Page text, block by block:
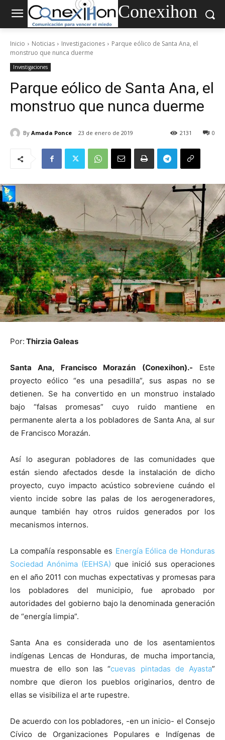
Conexihon
Inicio Noticias Investigaciones
Parque eólico de Santa Ana, el
monstruo que nunca duerme
Investigaciones
Parque eólico de Santa Ana, el
monstruo que nunca duerme
By Amada Ponce 23 de enero de 2019 0
2131
Por: Thirzia Galeas
Santa Ana, Francisco Morazán (Conexihon).- Este
proyecto eólico “es una pesadilla”, sus aspas no se
detienen. Se ha convertido en un monstruo instalado
bajo “falsas promesas” cuyo ruido mantiene en
permanente alerta a los pobladores de Santa Ana, al sur
de Francisco Morazán.
Así lo aseguran pobladores de las comunidades que
están siendo afectados desde la instalación de dicho
proyecto, cuyo impacto acústico sobreviene cuándo el
viento incide sobre las palas de los aerogeneradores,
aunque también hay otros ruidos generados por los
mecanismos internos.
La compañía responsable es Energía Eólica de Honduras
Sociedad Anónima (EEHSA) que inició sus operaciones
en el año 2011 con muchas expectativas y promesas para
los pobladores del municipio, fue aprobado por
autoridades del gobierno bajo la denominada generación
de “energía limpia”.
Santa Ana es considerada uno de los asentamientos
indígenas Lencas de Honduras, de mucha importancia,
muestra de ello son las “cuevas pintadas de Ayasta”
nombre que dieron los pueblos originarios, dentro de
ellas se visibiliza el arte rupestre.
De acuerdo con los pobladores, -en un inicio- el Consejo
Cívico de Organizaciones Populares e Indígenas de